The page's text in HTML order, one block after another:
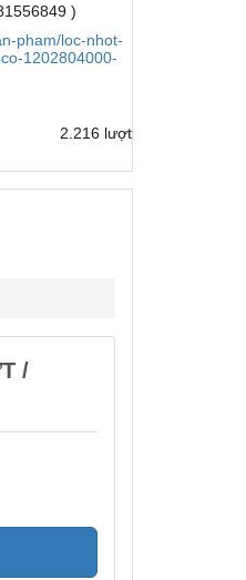
)
pham/loc-nhot-
1202804000-
2.216 lượt
/